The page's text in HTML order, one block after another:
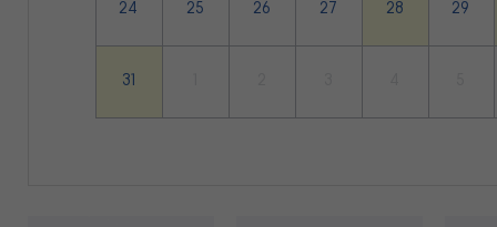
24 25 26 27 28 29
31